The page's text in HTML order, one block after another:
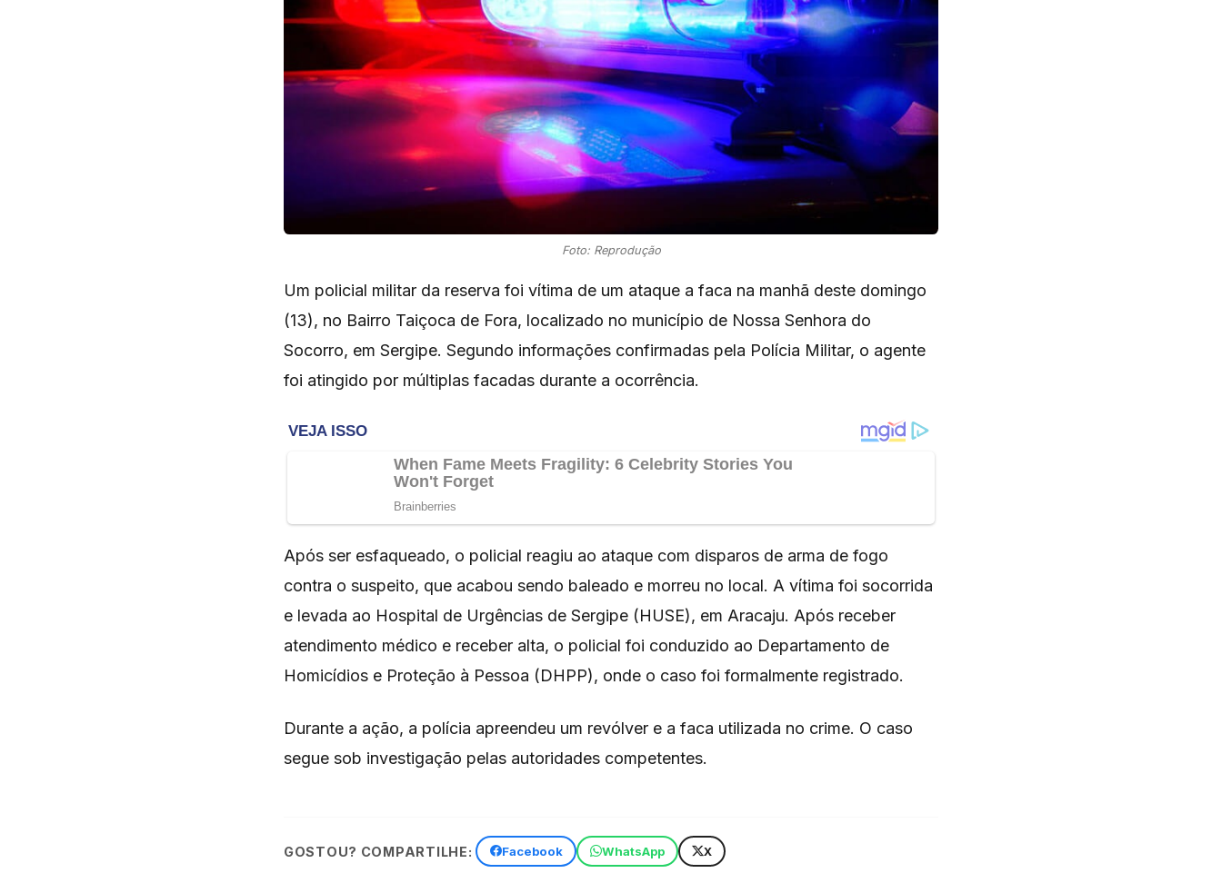
Foto: Reprodução
Um policial militar da reserva foi vítima de um ataque a faca na manhã deste domingo
(13), no Bairro Taiçoca de Fora, localizado no município de Nossa Senhora do
Socorro, em Sergipe. Segundo informações confirmadas pela Polícia Militar, o agente
foi atingido por múltiplas facadas durante a ocorrência.
Após ser esfaqueado, o policial reagiu ao ataque com disparos de arma de fogo
contra o suspeito, que acabou sendo baleado e morreu no local. A vítima foi socorrida
e levada ao Hospital de Urgências de Sergipe (HUSE), em Aracaju. Após receber
atendimento médico e receber alta, o policial foi conduzido ao Departamento de
Homicídios e Proteção à Pessoa (DHPP), onde o caso foi formalmente registrado.
Durante a ação, a polícia apreendeu um revólver e a faca utilizada no crime. O caso
segue sob investigação pelas autoridades competentes.
GOSTOU? COMPARTILHE: Facebook WhatsApp X